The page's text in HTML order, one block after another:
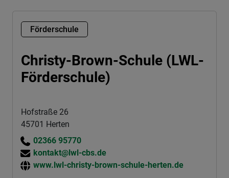
Förderschule
Christy-Brown-Schule (LWL-
Förderschule)
Hofstraße 26
45701 Herten
02366 95770
kontakt@lwl-cbs.de
www.lwl-christy-brown-schule-herten.de